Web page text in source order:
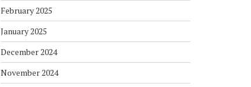
February 2025
January 2025
December 2024
November 2024